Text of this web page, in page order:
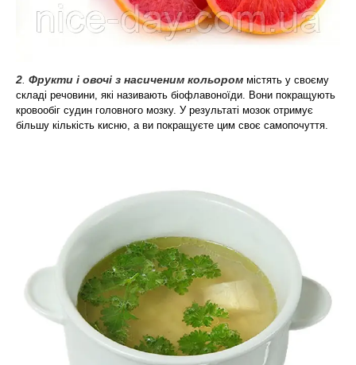
2 Фрукти і овочі з насиченим кольором містять у своєму
складі речовини, які називають біофлавоноїди. Вони покращують
кровообіг судин головного мозку. У результаті мозок отримує
більшу кількість кисню, а ви покращуєте цим своє самопочуття.